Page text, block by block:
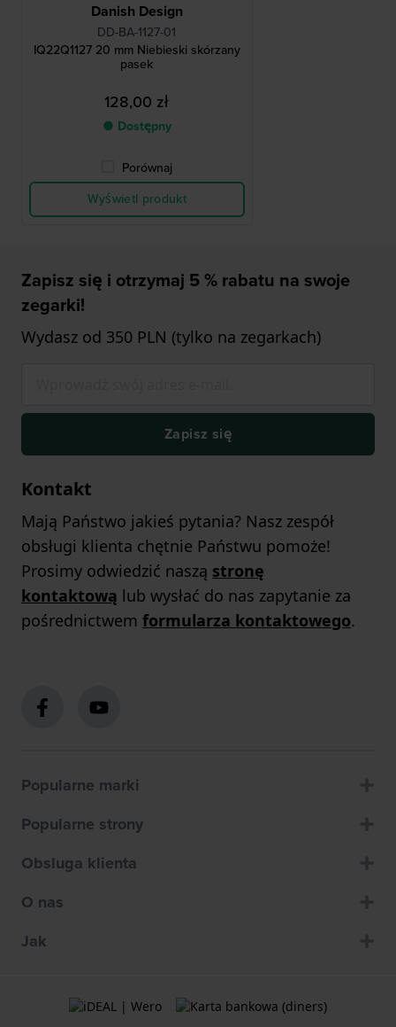
Danish Design
DD-BA-1127-01
IQ22Q1127 20 mm Niebieski skórzany
pasek
128,00 zł
● Dostępny
Porównaj
Wyświetl produkt
Zapisz się i otrzymaj 5 % rabatu na swoje
zegarki!
Wydasz od 350 PLN (tylko na zegarkach)
Zapisz się
Kontakt
Mają Państwo jakieś pytania? Nasz zespół
obsługi klienta chętnie Państwu pomoże!
Prosimy odwiedzić naszą stronę
kontaktową lub wysłać do nas zapytanie za
pośrednictwem formularza kontaktowego.
Popularne marki
Popularne strony
Obsluga klienta
O nas
Jak